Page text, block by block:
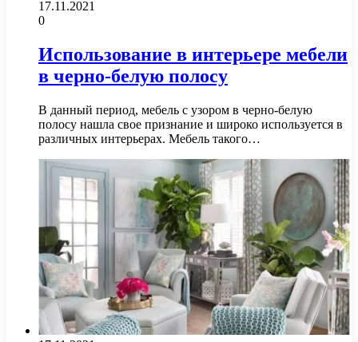
17.11.2021
0
Использование в интерьере мебели
в черно-белую полосу
В данный период, мебель с узором в черно-белую
полосу нашла свое признание и широко используется в
различных интерьерах. Мебель такого…